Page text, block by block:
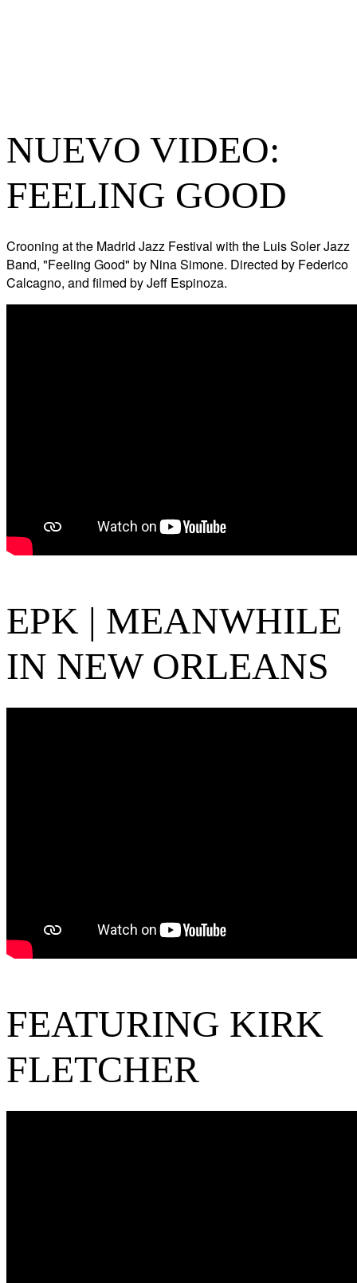
NUEVO VIDEO:
FEELING GOOD
Crooning at the Madrid Jazz Festival with the Luis Soler Jazz
Band, "Feeling Good" by Nina Simone. Directed by Federico
Calcagno, and filmed by Jeff Espinoza.
EPK | MEANWHILE
IN NEW ORLEANS
FEATURING KIRK
FLETCHER